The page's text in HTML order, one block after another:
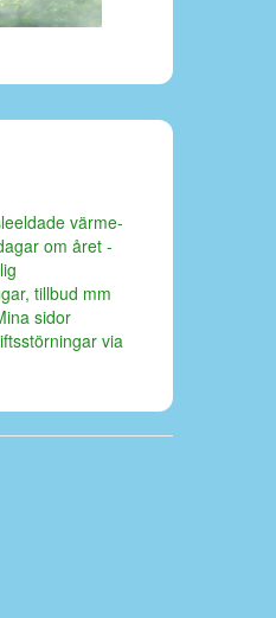
värme-
om året -
tillbud mm
sidor
via